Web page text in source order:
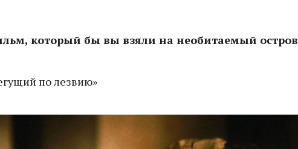
который бы вы взяли на необитаемый остров
по лезвию»